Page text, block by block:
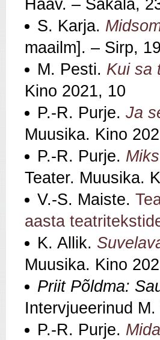
Haav. – Sakala,
S. Karja.
maailm]. – Sirp,
M. Pesti. Kui sa
Kino 2021, 10
P.-R. Purje. Ja
Muusika. Kino
P.-R. Purje.
Teater. Muusika.
V.-S. Maiste.
aasta
K. Allik.
Muusika. Kino
Priit Põldma:
Intervjueerinud
P.-R. Purje.